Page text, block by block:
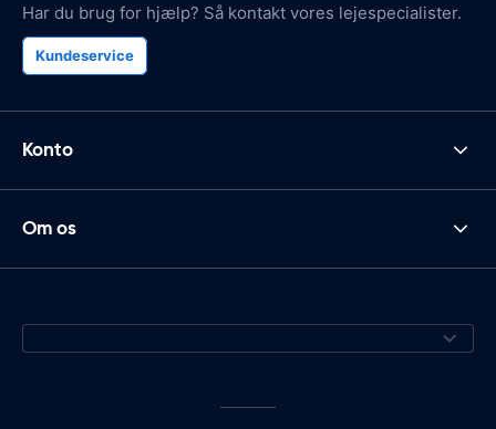
Har du brug for hjælp? Så kontakt vores lejespecialister.
Kundeservice
Konto
Om os